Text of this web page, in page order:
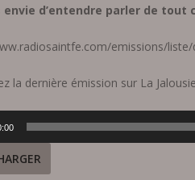
envie d’entendre parler de tout
emissions/
la dernière émission sur La